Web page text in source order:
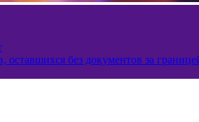
без документов за